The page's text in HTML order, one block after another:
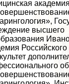
высшего
Российского